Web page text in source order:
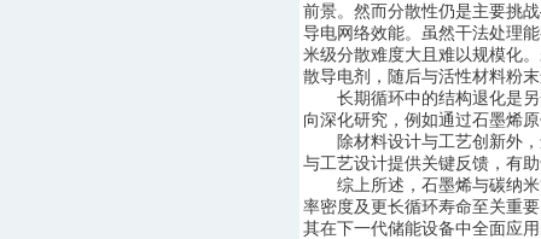
前景。然而分散性仍是主要挑
导电网络效能。虽然干法处理
米级分散难度大且难以规模化
散导电剂，随后与活性材料粉
长期循环中的结构退化是另
向深化研究，例如通过石墨烯
除材料设计与工艺创新外，
与工艺设计提供关键反馈，有
综上所述，石墨烯与碳纳米
率密度及更长循环寿命至关重
其在下一代储能设备中全面应